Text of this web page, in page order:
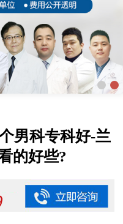
男科专科好-兰
的好些?